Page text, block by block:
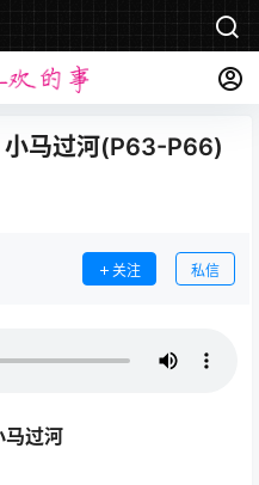
小马过河(P63-P66)
关注 私信
马过河